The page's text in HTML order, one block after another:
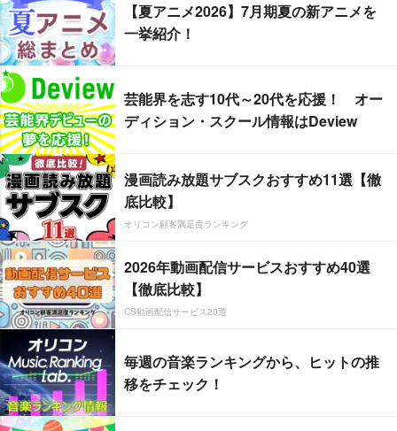
【夏アニメ2026】7月期夏の新アニメを
一挙紹介！
芸能界を志す10代～20代を応援！ オー
ディション・スクール情報はDeview
漫画読み放題サブスクおすすめ11選【徹
底比較】
オリコン顧客満足度ランキング
2026年動画配信サービスおすすめ40選
【徹底比較】
CS動画配信サービス20選
毎週の音楽ランキングから、ヒットの推
移をチェック！